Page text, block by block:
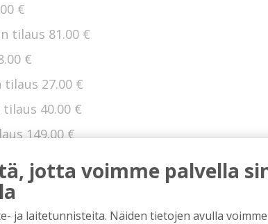
€
tilaus 81.00 €
€
tilaus 27.00 €
tilaus 40.00 €
149.00 €
tilaus
155.00 €
kk määräaikainentilaus 336.00 €
kestotilaus 225.00 €
jotta voimme palvella
ja laitetunnisteita. Näiden tietojen avulla